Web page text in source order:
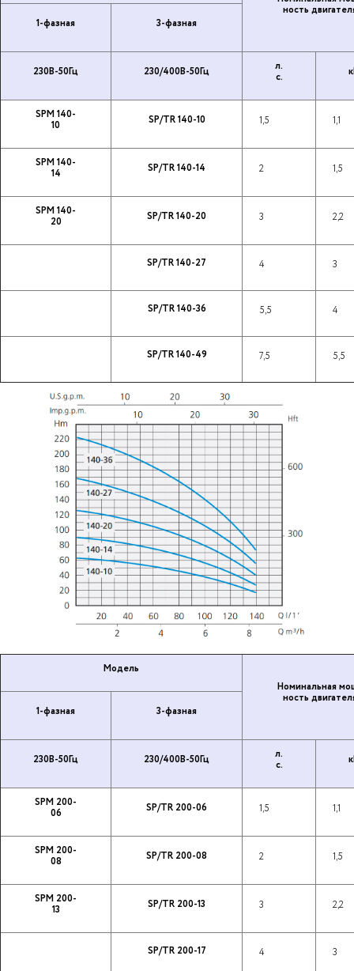
ность
1-фазная
3-фазная
230В-50Гц 230/400В-50Гц
л.
с.
SPM 140-
10
SP/TR 140-10 1,5 1,1
SPM 140-
14
SP/TR 140-14 2 1,5
SPM 140-
20
SP/TR 140-20 3 2,2
SP/TR 140-27 4 3
SP/TR 140-36 5,5 4
SP/TR 140-49 7,5 5,5
Модель
Но­ми­наль­ная
ность
1-фазная
3-фазная
230В-50Гц 230/400В-50Гц
л.
с.
SPM 200-
06
SP/TR 200-06 1,5 1,1
SPM 200-
08
SP/TR 200-08 2 1,5
SPM 200-
13
SP/TR 200-13 3 2,2
SP/TR 200-17 4 3